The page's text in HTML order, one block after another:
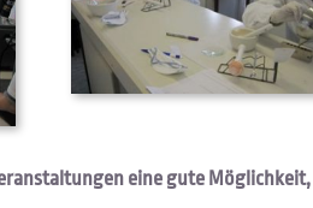
eine gute